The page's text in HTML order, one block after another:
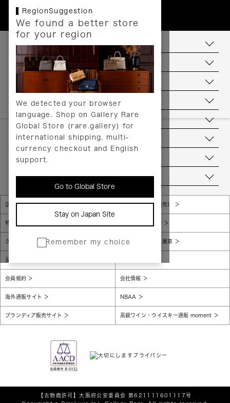
RegionSuggestion
We found a better store
for your region
We detected your browser
language. Shop on Gallery Rare
Global Store (rare.gallery) for
international shipping, multi-
currency checkout and English
support.
Go to Global Store
Stay on Japan Site
Remember my choice
お支払いについて
配送について
送料について
返品について
ヘルプ
お問い合わせ
当店について
店舗一覧 販売規約（店頭販売）
特定商取引法に基づく表示 個人情報保護方針
グローバルプライバシーポリシー コンプライアンス憲章
反社会的勢力に対する基本方針
会員規約 会社情報
海外通販サイト NBAA
ブランディア販売サイト 高級ワイン・ウイスキー通販 moment
【古物商許可】大阪府公安委員会 第621111601117号